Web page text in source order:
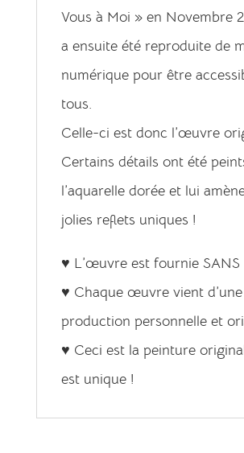
Vous à Moi » en Novembre
a ensuite été reproduite de
numérique pour être
tous.
Celle-ci est donc l’œuvre
Certains détails ont été
l’aquarelle dorée et lui
jolies reflets uniques !
♥ L’œuvre est fournie SANS
♥ Chaque œuvre vient d’une
production personnelle et
♥ Ceci est la peinture
est unique !